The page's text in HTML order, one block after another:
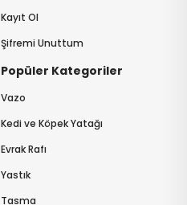
Kayıt Ol
Şifremi Unuttum
Popüler Kategoriler
Vazo
Kedi ve Köpek Yatağı
Evrak Rafı
Yastık
Tasma